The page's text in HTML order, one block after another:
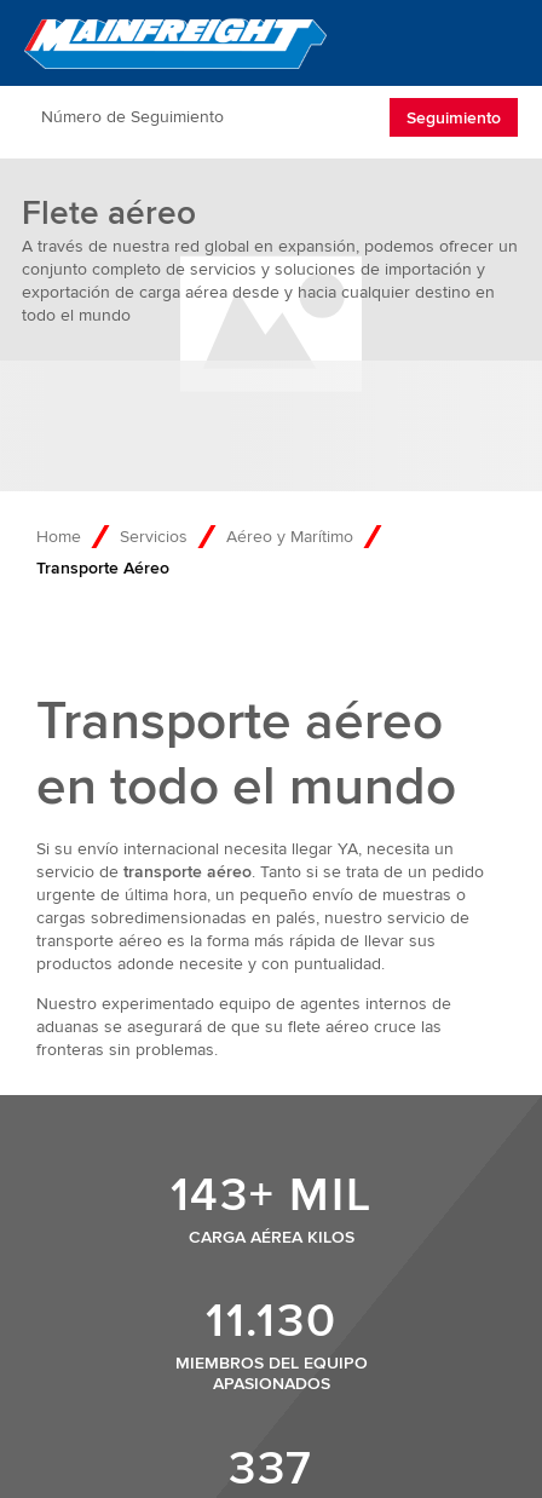
Go to Home
Seguimiento
Flete aéreo
A través de nuestra red global en expansión, podemos ofrecer un
conjunto completo de servicios y soluciones de importación y
exportación de carga aérea desde y hacia cualquier destino en
todo el mundo
Home Servicios
Aéreo y Marítimo
Transporte Aéreo
Transporte aéreo
en todo el mundo
Si su envío internacional necesita llegar YA, necesita un
servicio de transporte aéreo. Tanto si se trata de un pedido
urgente de última hora, un pequeño envío de muestras o
cargas sobredimensionadas en palés, nuestro servicio de
transporte aéreo es la forma más rápida de llevar sus
productos adonde necesite y con puntualidad.
Nuestro experimentado equipo de agentes internos de
aduanas se asegurará de que su flete aéreo cruce las
fronteras sin problemas.
143+ MIL
CARGA AÉREA KILOS
11.130
MIEMBROS DEL EQUIPO
APASIONADOS
337